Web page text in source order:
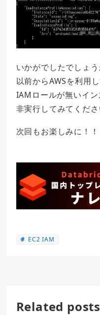
いかがでしたでしょう
以前からAWSを利用
IAMロールが無いイ
非実行してみてくださ
次回もお楽しみに！！
EC2 IAM
Related